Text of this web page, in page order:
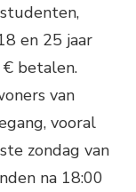
en 25 jaar
betalen.
van
vooral
zondag van
na 18:00